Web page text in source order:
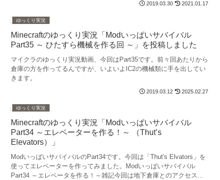
2019.03.30 2021.01.17
ゆっくり実況
Minecraftのゆっくり実況「Modいっぱいサバイバル
Part35 ～ ひたすら機械を作る回 ～」を投稿しました
マイクラのゆっくり実況動画、今回はPart35です。前々回あたりから
倉庫の方を作ってるんですが、いよいよIC2の機械類に手を出してい
きます。
2019.03.12 2025.02.27
ゆっくり実況
Minecraftのゆっくり実況「Modいっぱいサバイバル
Part34 ～エレベーターを作る！～ （Thut’s
Elevators）」
ModいっぱいサバイバルのPart34です。今回は「Thut's Elvators」を
使ってエレベーターを作ってみました。Modいっぱいサバイバル
Part34 ～エレベータを作る！～雑記今回は地下倉庫とのアクセスを